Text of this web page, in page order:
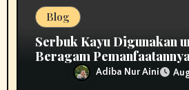
Blog
Serbuk Kayu Digunakan
Beragam
Adiba Nur Aini